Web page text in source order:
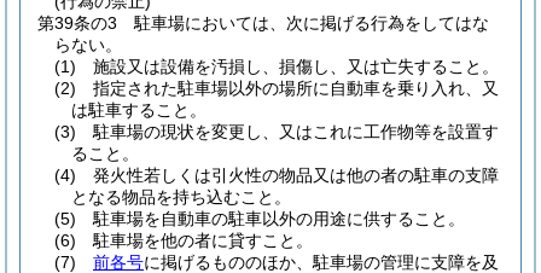
第39条の3
駐車場においては、次に掲げる行為をしてはな
らない。
(1)
施設又は設備を汚損し、損傷し、又は亡失すること。
(2)
指定された駐車場以外の場所に自動車を乗り入れ、又
は駐車すること。
(3)
駐車場の現状を変更し、又はこれに工作物等を設置す
ること。
(4)
発火性若しくは引火性の物品又は他の者の駐車の支障
となる物品を持ち込むこと。
(5)
駐車場を自動車の駐車以外の用途に供すること。
(6)
駐車場を他の者に貸すこと。
(7)
前各号に掲げるもののほか、駐車場の管理に支障を及